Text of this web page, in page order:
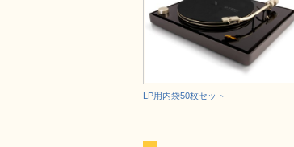
LP用内袋50枚セット